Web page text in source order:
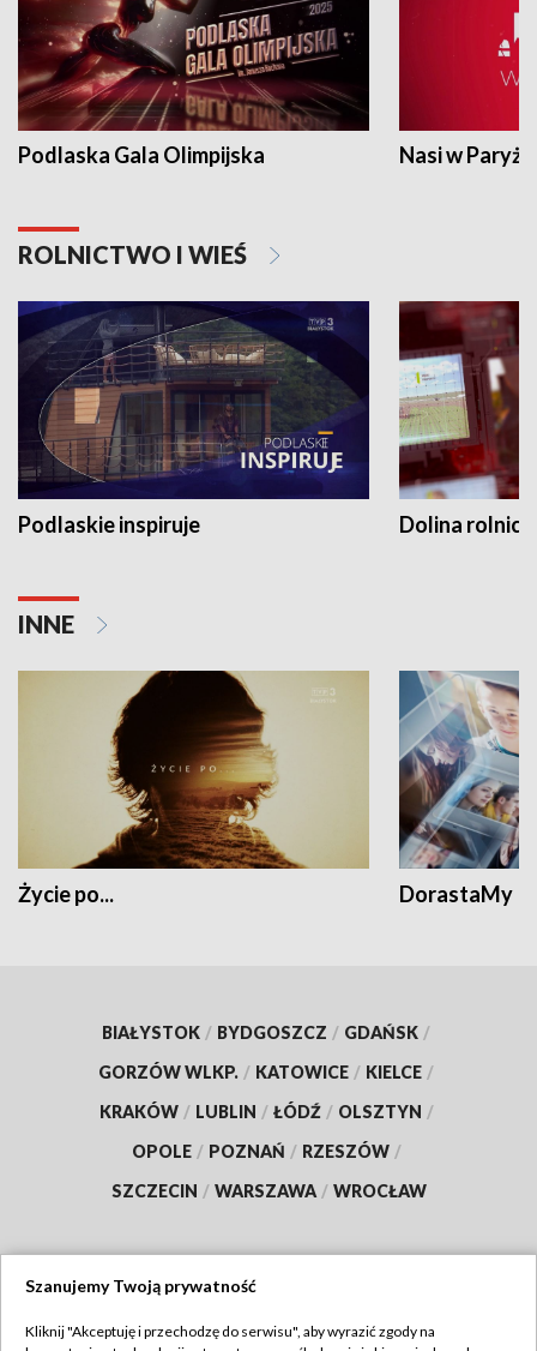
Podlaska Gala Olimpijska Nasi w Paryżu
ROLNICTWO I WIEŚ
Podlaskie inspiruje Dolina
INNE
Życie po... DorastaMy
BIAŁYSTOK / BYDGOSZCZ / GDAŃSK /
GORZÓW WLKP. / KATOWICE / KIELCE /
KRAKÓW / LUBLIN / ŁÓDŹ / OLSZTYN /
OPOLE / POZNAŃ / RZESZÓW /
SZCZECIN / WARSZAWA / WROCŁAW
Szanujemy Twoją prywatność
Kliknij "Akceptuję i przechodzę do serwisu", aby wyrazić zgody na